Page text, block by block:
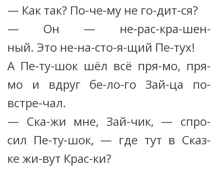
— Как так? По-че-му не го-дит-ся?
— Он — не-рас-кра-шен-
ный. Это не-на-сто-я-щий Пе-тух!
А Пе-ту-шок шёл всё пря-мо, пря-
мо и вдруг бе-ло-го Зай-ца по-
встре-чал.
— Ска-жи мне, Зай-чик, — спро-
сил Пе-ту-шок, — где тут в Сказ-
ке жи-вут Крас-ки?